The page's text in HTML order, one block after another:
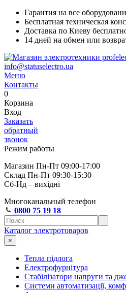
Гарантия на все
Бесплатная техническая
Доставка по Киеву
14 дней на обмен или
info@statuselectro.ua
Меню
Контакты
0
Корзина
Вход
Заказать
обратный
звонок
Режим работы
Магазин Пн-Пт 09:00-17:00
Склад Пн-Пт 09:30-15:30
Сб-Нд – вихідні
Многоканальный телефон
0800 75 19 18
Каталог электротоваров
×
Тепла підлога
Електрофурнітура
Cтабілізатори напруги та
Системи автоматизації,